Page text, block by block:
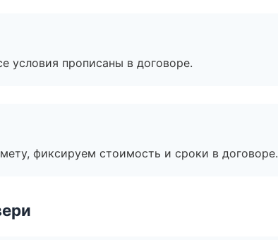
условия прописаны в договоре.
фиксируем стоимость и сроки в договоре.